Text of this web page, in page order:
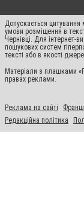
Допускається цитування
умови розміщення в
Чернівці. Для інтернет-
пошукових систем
тексті або в якості
Матеріали з плашками
правах реклами.
Реклама на сайті
Редакційна політика